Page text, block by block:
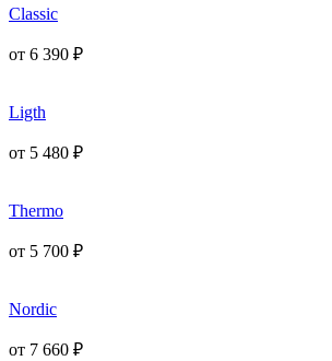
Classic
от 6 390 ₽
Ligth
от 5 480 ₽
Thermo
от 5 700 ₽
Nordic
от 7 660 ₽